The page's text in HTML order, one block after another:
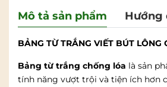
Mô tả sản phẩm Hướng
BẢNG TỪ TRẮNG VIẾT BÚT
Bảng từ trắng chống lóa là sản
tính năng vượt trội và tiện ích hơn